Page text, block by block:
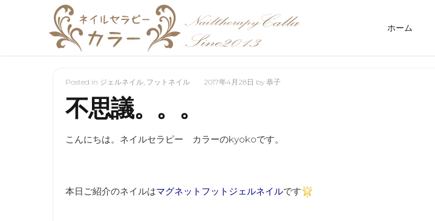
ホーム
Posted in ジェルネイル, フットネイル 2017年4月28日 by 恭子
不思議。。。
こんにちは。ネイルセラピー カラーのkyokoです。
本日ご紹介のネイルはマグネットフットジェルネイルです